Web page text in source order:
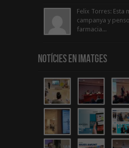
Felix Torres: Esta
campanya y
farmacia...
Notícies en Imatges